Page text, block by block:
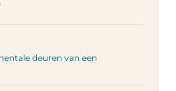
deuren van een